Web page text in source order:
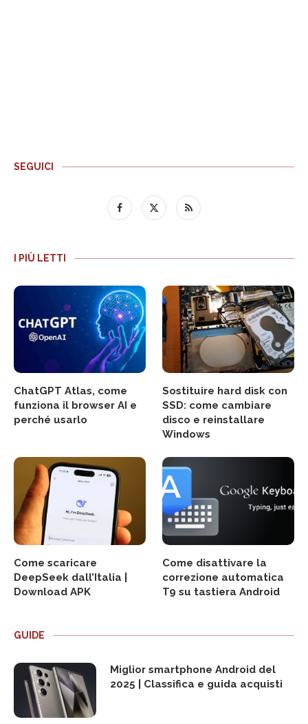
SEGUICI
I PIÙ LETTI
ChatGPT Atlas, come
funziona il browser AI e
perché usarlo
Sostituire hard disk con
SSD: come cambiare
disco e reinstallare
Windows
Come scaricare
DeepSeek dall’Italia |
Download APK
Come disattivare la
correzione automatica
T9 su tastiera Android
GUIDE
Miglior smartphone Android del
2025 | Classifica e guida acquisti